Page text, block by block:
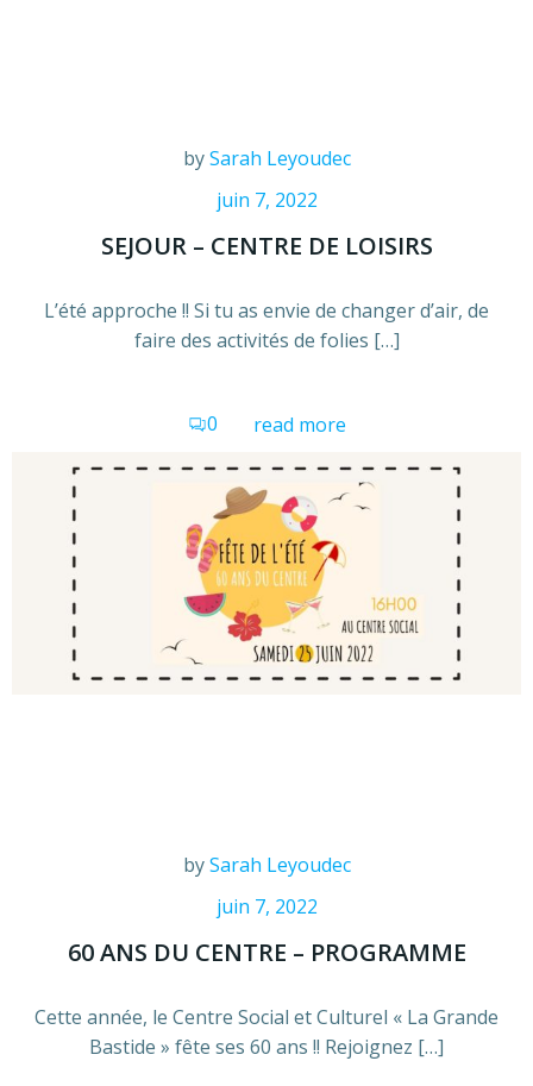
bySarah Leyoudec
juin 7, 2022
SEJOUR – CENTRE DE LOISIRS
L’été approche !! Si tu as envie de changer d’air, de
faire des activités de folies […]
0 read more
bySarah Leyoudec
juin 7, 2022
60 ANS DU CENTRE – PROGRAMME
Cette année, le Centre Social et Culturel « La Grande
Bastide » fête ses 60 ans !! Rejoignez […]